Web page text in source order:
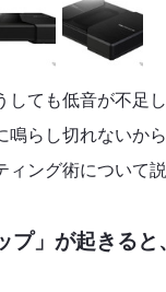
しても低音が不足
鳴らし切れないか
ィング術について
プ」が起きると